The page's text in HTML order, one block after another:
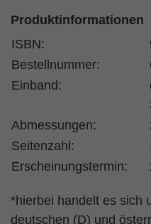
Produktinformationen
ISBN:
Bestellnummer:
Einband:
Abmessungen:
Seitenzahl:
Erscheinungstermin:
*hierbei handelt es sich
deutschen (D) und